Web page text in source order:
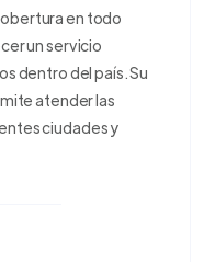
en todo
un servicio
dentro del país. Su
atender las
ciudades y